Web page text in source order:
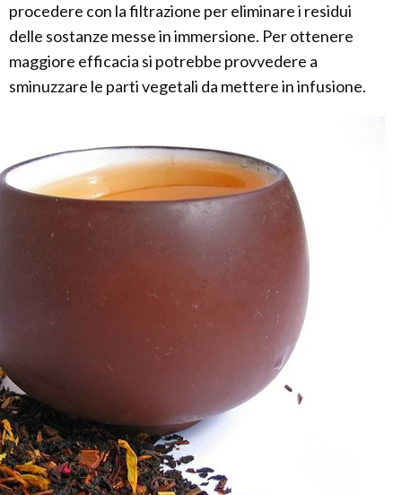
procedere con la filtrazione per eliminare i residui
delle sostanze messe in immersione. Per ottenere
maggiore efficacia si potrebbe provvedere a
sminuzzare le parti vegetali da mettere in infusione.